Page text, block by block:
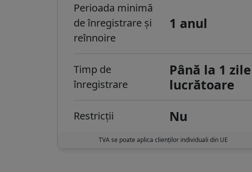
Perioada minimă
de înregistrare și
reînnoire
1 anul
Timp de
înregistrare
Până la 1 zile
lucrătoare
Restricții Nu
TVA se poate aplica clienților individuali din UE